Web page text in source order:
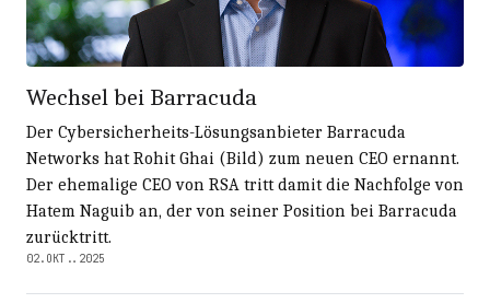
Wechsel bei Barracuda
Der Cybersicherheits-Lösungsanbieter Barracuda
Networks hat Rohit Ghai (Bild) zum neuen CEO ernannt.
Der ehemalige CEO von RSA tritt damit die Nachfolge von
Hatem Naguib an, der von seiner Position bei Barracuda
zurücktritt.
02.OKT..2025